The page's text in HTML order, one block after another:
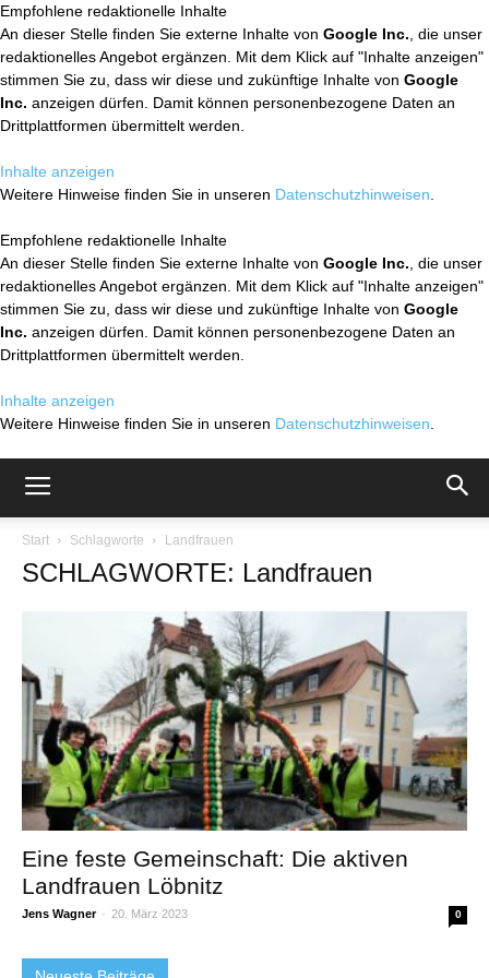
Empfohlene redaktionelle Inhalte
An dieser Stelle finden Sie externe Inhalte von Google Inc. , die unser
redaktionelles Angebot ergänzen. Mit dem Klick auf "Inhalte anzeigen"
stimmen Sie zu, dass wir diese und zukünftige Inhalte von Google
Inc. anzeigen dürfen. Damit können personenbezogene Daten an
Drittplattformen übermittelt werden.
Inhalte anzeigen
Weitere Hinweise finden Sie in unseren Datenschutzhinweisen
Empfohlene redaktionelle Inhalte
An dieser Stelle finden Sie externe Inhalte von Google Inc. , die unser
redaktionelles Angebot ergänzen. Mit dem Klick auf "Inhalte anzeigen"
stimmen Sie zu, dass wir diese und zukünftige Inhalte von Google
Inc. anzeigen dürfen. Damit können personenbezogene Daten an
Drittplattformen übermittelt werden.
Inhalte anzeigen
Weitere Hinweise finden Sie in unseren Datenschutzhinweisen
Start Schlagworte Landfrauen
SCHLAGWORTE: Landfrauen
Eine feste Gemeinschaft: Die aktiven
Landfrauen Löbnitz
Jens Wagner - 20. März 2023 0